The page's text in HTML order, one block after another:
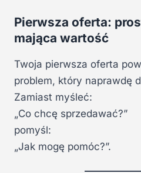
Pierwsza oferta:
mająca wartość
Twoja pierwsza oferta
problem, który naprawdę
Zamiast myśleć:
„Co chcę sprzedawać?”
pomyśl:
„Jak mogę pomóc?”.